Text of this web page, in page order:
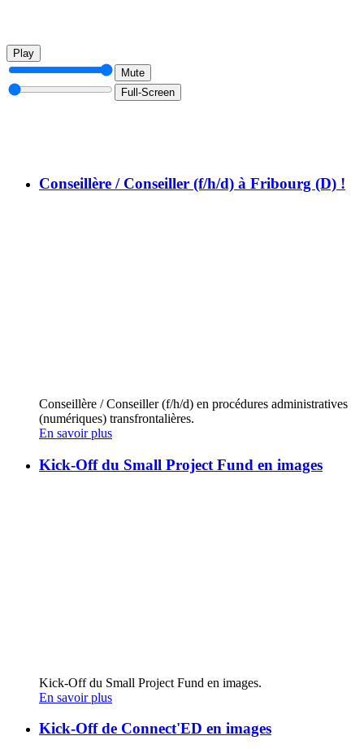
Play
Mute
Full-Screen
Conseillère / Conseiller (f/h/d) à Fribourg (D) !
Conseillère / Conseiller (f/h/d) en procédures administratives
(numériques) transfrontalières.
En savoir plus
Kick-Off du Small Project Fund en images
Kick-Off du Small Project Fund en images.
En savoir plus
Kick-Off de Connect'ED en images